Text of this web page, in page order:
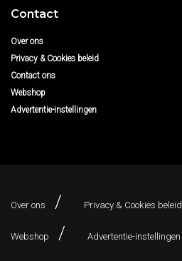
Contact
Over ons
Privacy & Cookies beleid
Contact ons
Webshop
Advertentie-instellingen
Over ons Privacy & Cookies beleid
Webshop Advertentie-instellingen